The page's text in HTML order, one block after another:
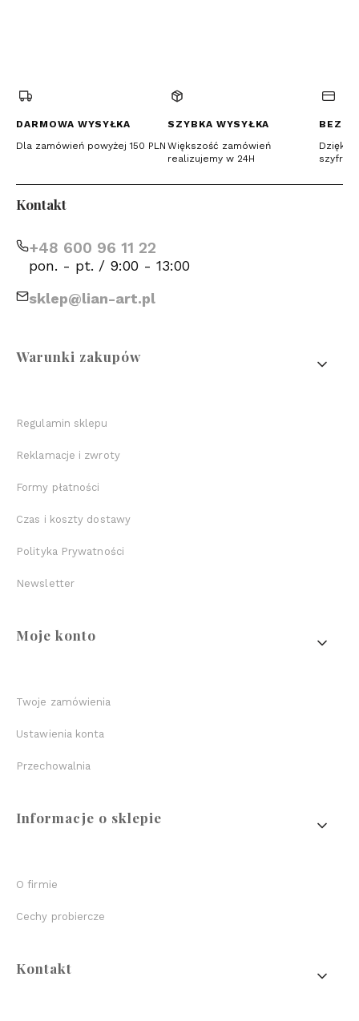
karcie)
nowej
karcie)
nowej
karcie)
DARMOWA WYSYŁKA
Dla zamówień powyżej 150 PLN
SZYBKA WYSYŁKA
Większość zamówień
realizujemy w 24H
Dzięki
Kontakt
+48 600 96 11 22
pon. - pt. / 9:00 - 13:00
sklep@lian-art.pl
Linki w stopce
Warunki zakupów
Regulamin sklepu
Reklamacje i zwroty
Formy płatności
Czas i koszty dostawy
Polityka Prywatności
Newsletter
Moje konto
Twoje zamówienia
Ustawienia konta
Przechowalnia
Informacje o sklepie
O firmie
Cechy probiercze
Kontakt